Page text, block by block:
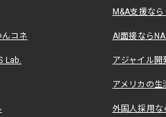
M&A支援な
コネ AI面接なら
Lab. アジャイル
アメリカの
外国人採用